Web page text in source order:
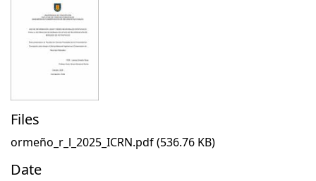
Files
ormeño_r_l_2025_ICRN.pdf(536.76 KB)
Date